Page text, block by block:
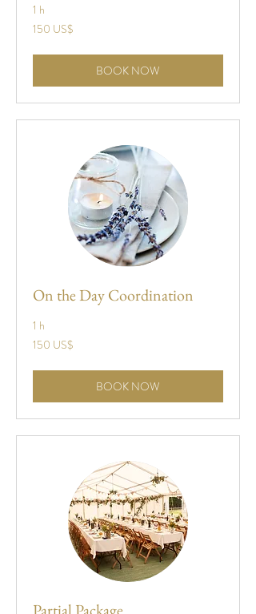
1 h
150
dólares
150 US$
BOOK NOW
On the Day Coordination
1 h
150
dólares
150 US$
BOOK NOW